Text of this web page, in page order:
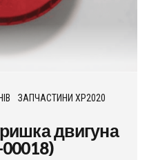
ЗАПЧАСТИНИ XP2020
двигуна